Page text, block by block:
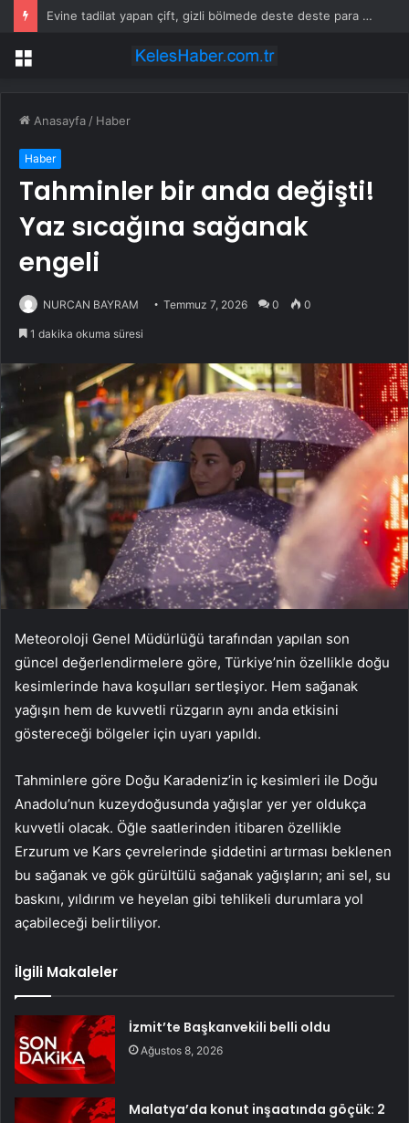
Evine tadilat yapan çift, gizli bölmede deste deste para buldu
Menü
Anasayfa / Haber
Haber
Tahminler bir anda değişti!
Yaz sıcağına sağanak
engeli
NURCAN BAYRAM Temmuz 7, 2026 0 0
1 dakika okuma süresi
Meteoroloji Genel Müdürlüğü tarafından yapılan son
güncel değerlendirmelere göre, Türkiye’nin özellikle doğu
kesimlerinde hava koşulları sertleşiyor. Hem sağanak
yağışın hem de kuvvetli rüzgarın aynı anda etkisini
göstereceği bölgeler için uyarı yapıldı.
Tahminlere göre Doğu Karadeniz’in iç kesimleri ile Doğu
Anadolu’nun kuzeydoğusunda yağışlar yer yer oldukça
kuvvetli olacak. Öğle saatlerinden itibaren özellikle
Erzurum ve Kars çevrelerinde şiddetini artırması beklenen
bu sağanak ve gök gürültülü sağanak yağışların; ani sel, su
baskını, yıldırım ve heyelan gibi tehlikeli durumlara yol
açabileceği belirtiliyor.
İlgili Makaleler
İzmit’te Başkanvekili belli oldu
Ağustos 8, 2026
Malatya’da konut inşaatında göçük: 2